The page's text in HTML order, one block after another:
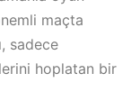
maçta
sadece
hoplatan bir